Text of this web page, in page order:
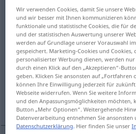
uyutmak <-i>
Übersicht aller Übersetzungen
(Für mehr Details die Übersetzung
in den Schlaf wiegen,
anästhesieren
lindern, auf Eis legen,
Wir verwenden Cookies, damit Sie unsere
und wir besser mit Ihnen kommunizieren
funktionale und statistische Cookies, die für
und der statistischen Auswertung unserer
werden auf Grundlage unserer Vorauswahl
gespeichert. Marketing-Cookies und Cookies,
personalisierter Werbung dienen, werden
durch einen Klick auf den „Akzeptieren“-
geben. Klicken Sie ansonsten auf „Fortfahren
können Ihre Einwilligung jederzeit für
Webseite widerrufen. Wenn Sie weitere
und den Anpassungsmöglichkeiten möchten,
Button „Mehr Optionen“. Weitergehende
Datenverarbeitung entnehmen Sie ansonsten
Datenschutzerklärung. Hier finden Sie unser